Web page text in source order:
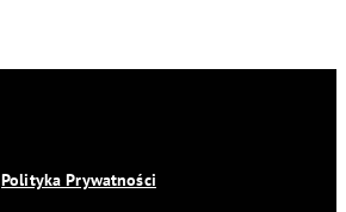
Polityka Prywatności